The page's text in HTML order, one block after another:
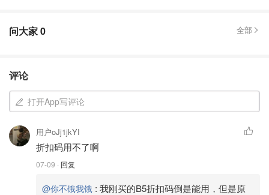
问大家0 全部
评论
打开App写评论
用户oJj1jkYI
折扣码用不了啊
07-09 · 回复
@你不饿我饿 : 我刚买的B5折扣码倒是能用，但是原